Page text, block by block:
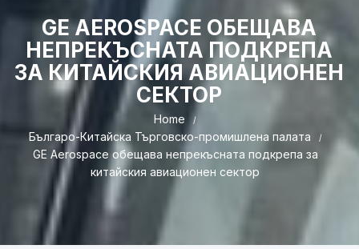
GE AEROSPACE ОБЕЩАВА
НЕПРЕКЪСНАТА ПОДКРЕПА
ЗА КИТАЙСКИЯ АВИАЦИОНЕН
СЕКТОР
Home
Българо-Китайска Търговско-промишлена палaта
GE Aerospace обещава непрекъсната подкрепа за
китайския авиационен сектор